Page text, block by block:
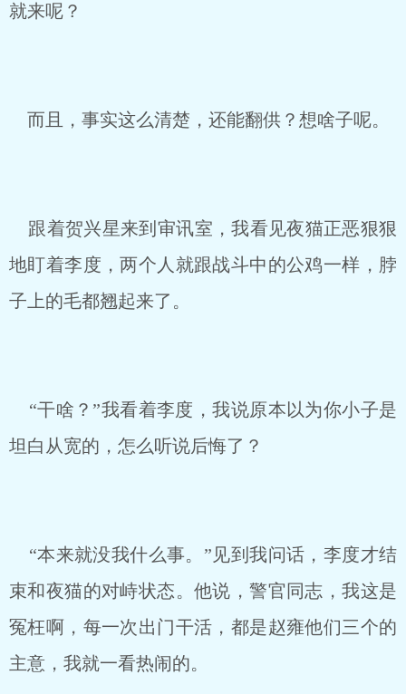
就来呢？
而且，事实这么清楚，还能翻供？想啥子呢。
跟着贺兴星来到审讯室，我看见夜猫正恶狠狠
地盯着李度，两个人就跟战斗中的公鸡一样，脖
子上的毛都翘起来了。
“干啥？”我看着李度，我说原本以为你小子是
坦白从宽的，怎么听说后悔了？
“本来就没我什么事。”见到我问话，李度才结
束和夜猫的对峙状态。他说，警官同志，我这是
冤枉啊，每一次出门干活，都是赵雍他们三个的
主意，我就一看热闹的。